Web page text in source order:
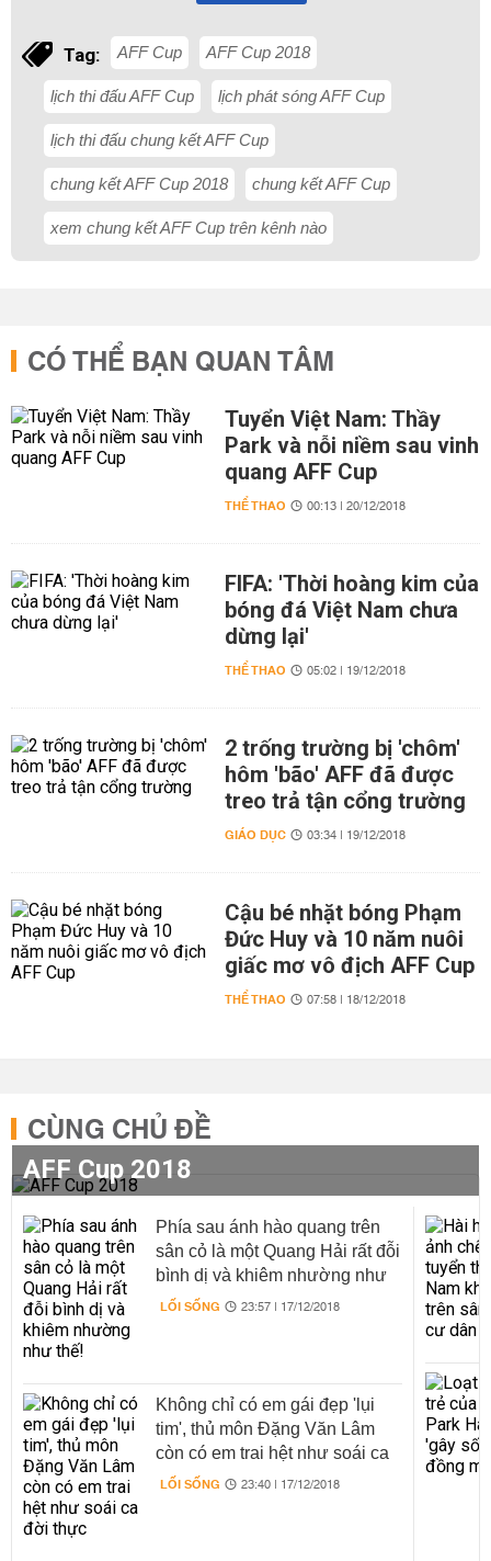
Tag: AFF Cup AFF Cup 2018
lịch thi đấu AFF Cup lịch phát sóng AFF Cup
lịch thi đấu chung kết AFF Cup
chung kết AFF Cup 2018 chung kết AFF Cup
xem chung kết AFF Cup trên kênh nào
CÓ THỂ BẠN QUAN TÂM
Tuyển Việt Nam: Thầy
Park và nỗi niềm sau vinh
quang AFF Cup
THỂ THAO 00:13 | 20/12/2018
FIFA: 'Thời hoàng kim của
bóng đá Việt Nam chưa
dừng lại'
THỂ THAO 05:02 | 19/12/2018
2 trống trường bị 'chôm'
hôm 'bão' AFF đã được
treo trả tận cổng trường
GIÁO DỤC 03:34 | 19/12/2018
Cậu bé nhặt bóng Phạm
Đức Huy và 10 năm nuôi
giấc mơ vô địch AFF Cup
THỂ THAO 07:58 | 18/12/2018
CÙNG CHỦ ĐỀ
AFF Cup 2018
Phía sau ánh hào quang trên
sân cỏ là một Quang Hải rất đỗi
bình dị và khiêm nhường như
thế!
LỐI SỐNG 23:57 | 17/12/2018
Không chỉ có em gái đẹp 'lụi
tim', thủ môn Đặng Văn Lâm
còn có em trai hệt như soái ca
đời thực
LỐI SỐNG 23:40 | 17/12/2018